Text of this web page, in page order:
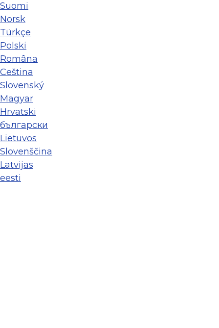
Suomi
Norsk
Türkçe
Polski
Româna
Ceština
Slovenský
Magyar
Hrvatski
български
Lietuvos
Slovenščina
Latvijas
eesti